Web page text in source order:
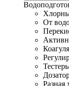
От
Разная